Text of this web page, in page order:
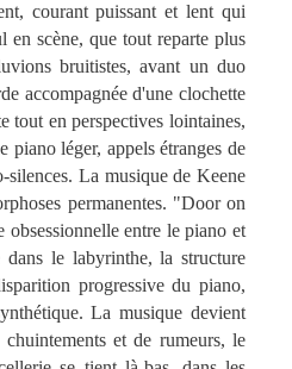
courant puissant et lent qui
en scène, que tout reparte plus
bruitistes, avant un duo
accompagnée d'une clochette
tout en perspectives lointaines,
léger, appels étranges de
silences. La musique de Keene
permanentes. "Door on
entre le piano et
dans le labyrinthe, la structure
progressive du piano,
La musique devient
et de rumeurs, le